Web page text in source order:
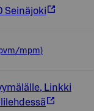
Seinäjoki
mpm)
, Linkki